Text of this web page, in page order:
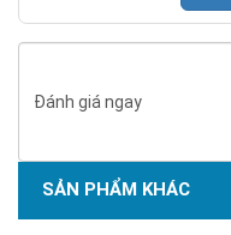
Đánh giá ngay
SẢN PHẨM KHÁC